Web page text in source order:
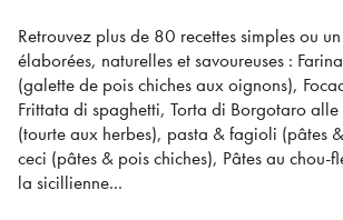
Retrouvez plus de 80 recettes simples ou
élaborées, naturelles et savoureuses :
(galette de pois chiches aux oignons),
Frittata di spaghetti, Torta di Borgotaro
(tourte aux herbes), pasta & fagioli (pâtes
ceci (pâtes & pois chiches), Pâtes au chou-
la sicillienne...